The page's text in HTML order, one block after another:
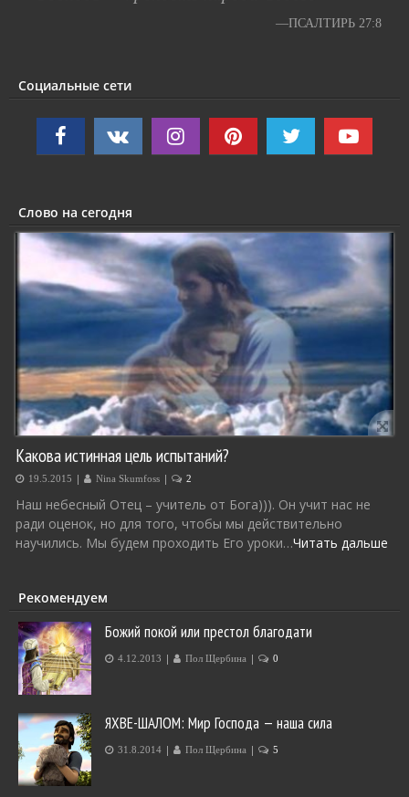
—ПСАЛТИРЬ 27:8
Социальные сети
Слово на сегодня
Какова истинная цель испытаний?
19.5.2015 | Nina Skumfoss | 2
Наш небесный Отец – учитель от Бога))). Он учит нас не
ради оценок, но для того, чтобы мы действительно
научились. Мы будем проходить Его уроки…Читать дальше
Рекомендуем
Божий покой или престол благодати
4.12.2013 | Пол Щербина | 0
ЯХВЕ-ШАЛОМ: Мир Господа — наша сила
31.8.2014 | Пол Щербина | 5